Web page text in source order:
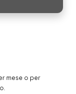
mese o per